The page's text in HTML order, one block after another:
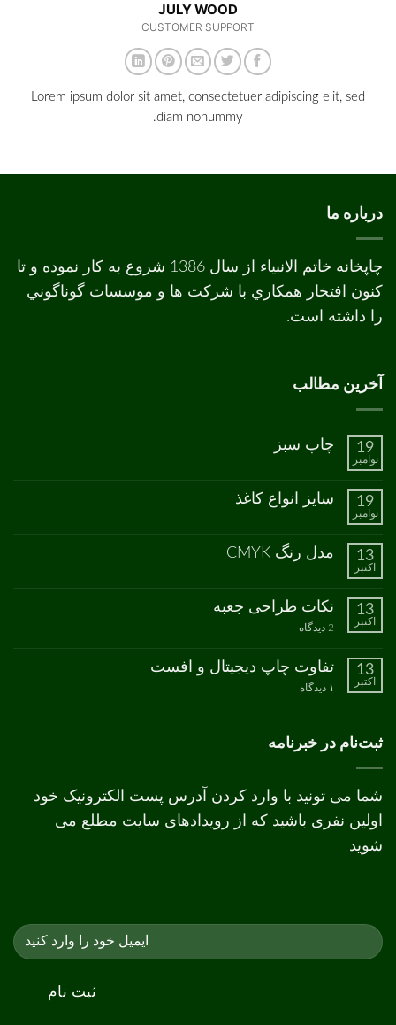
JULY WOOD
CUSTOMER SUPPORT
Lorem ipsum dolor sit amet, consectetuer adipiscing elit, sed
diam nonummy.
درباره ما
چاپخانه خاتم الانبیاء از سال 1386 شروع به کار نموده و تا
کنون افتخار همکاري با شرکت ها و موسسات گوناگوني
را داشته است.
آخرین مطالب
19
نوامبر
چاپ سبز
چاپ
ثبت
نشده
19
نوامبر
سایز انواع کاغذ
سایز
نشده
13
اکتبر
مدل رنگ CMYK
مدل
CMYK
ثبت
نشده
13
اکتبر
نکات طراحی جعبه
2 دیدگاه
برای
جعبه
13
اکتبر
تفاوت چاپ دیجیتال و افست
۱ دیدگاه
برای
افست
ثبت‌نام در خبرنامه
شما می تونید با وارد کردن آدرس پست الکترونیک خود
اولین نفری باشید که از رویدادهای سایت مطلع می
شوید